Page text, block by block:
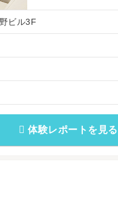
ビル3F
体験レポートを見る